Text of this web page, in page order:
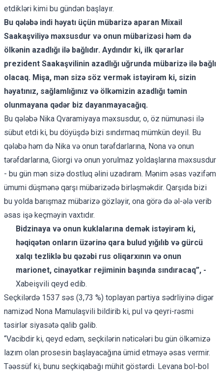
etdikləri kimi bu gündən başlayır.
Bu qələbə indi həyatı üçün mübarizə aparan Mixail
Saakaşviliyə məxsusdur və onun mübarizəsi həm də
ölkənin azadlığı ilə bağlıdır. Aydındır ki, ilk qərarlar
prezident Saakaşvilinin azadlığı uğrunda mübarizə ilə bağlı
olacaq. Mişa, mən sizə söz vermək istəyirəm ki, sizin
həyatınız, sağlamlığınız və ölkəmizin azadlığı təmin
olunmayana qədər biz dayanmayacağıq.
Bu qələbə Nika Qvaramiyaya məxsusdur, o, öz nümunəsi ilə
sübut etdi ki, bu döyüşdə bizi sındırmaq mümkün deyil. Bu
qələbə həm də Nika və onun tərəfdarlarına, Nona və onun
tərəfdarlarına, Giorgi və onun yorulmaz yoldaşlarına məxsusdur
- bu gün mən sizə dostluq əlini uzadıram. Mənim əsas vəzifəm
ümumi düşmənə qarşı mübarizədə birləşməkdir. Qarşıda bizi
bu yolda barışmaz mübarizə gözləyir, ona görə də əl-ələ verib
əsas işə keçməyin vaxtıdır.
Bidzinaya və onun kuklalarına demək istəyirəm ki,
həqiqətən onların üzərinə qara bulud yığılıb və gürcü
xalqı tezliklə bu qəzəbi rus oliqarxının və onun
marionet, cinayətkar rejiminin başında sındıracaq”, -
Xabeişvili qeyd edib.
Seçkilərdə 1537 səs (3,73 %) toplayan partiya sədrliyinə digər
namizəd Nona Mamulaşvili bildirib ki, pul və qeyri-rəsmi
təsirlər siyasətə qalib gəlib.
“Vacibdir ki, qeyd edəm, seçkilərin nəticələri bu gün ölkəmizə
lazım olan prosesin başlayacağına ümid etməyə əsas vermir.
Təəssüf ki, bunu seçkiqabağı mühit göstərdi. Levana bol-bol